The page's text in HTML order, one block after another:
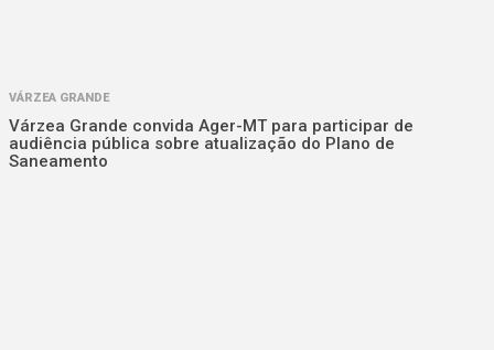
VÁRZEA GRANDE
Várzea Grande convida Ager-MT para participar de
audiência pública sobre atualização do Plano de
Saneamento